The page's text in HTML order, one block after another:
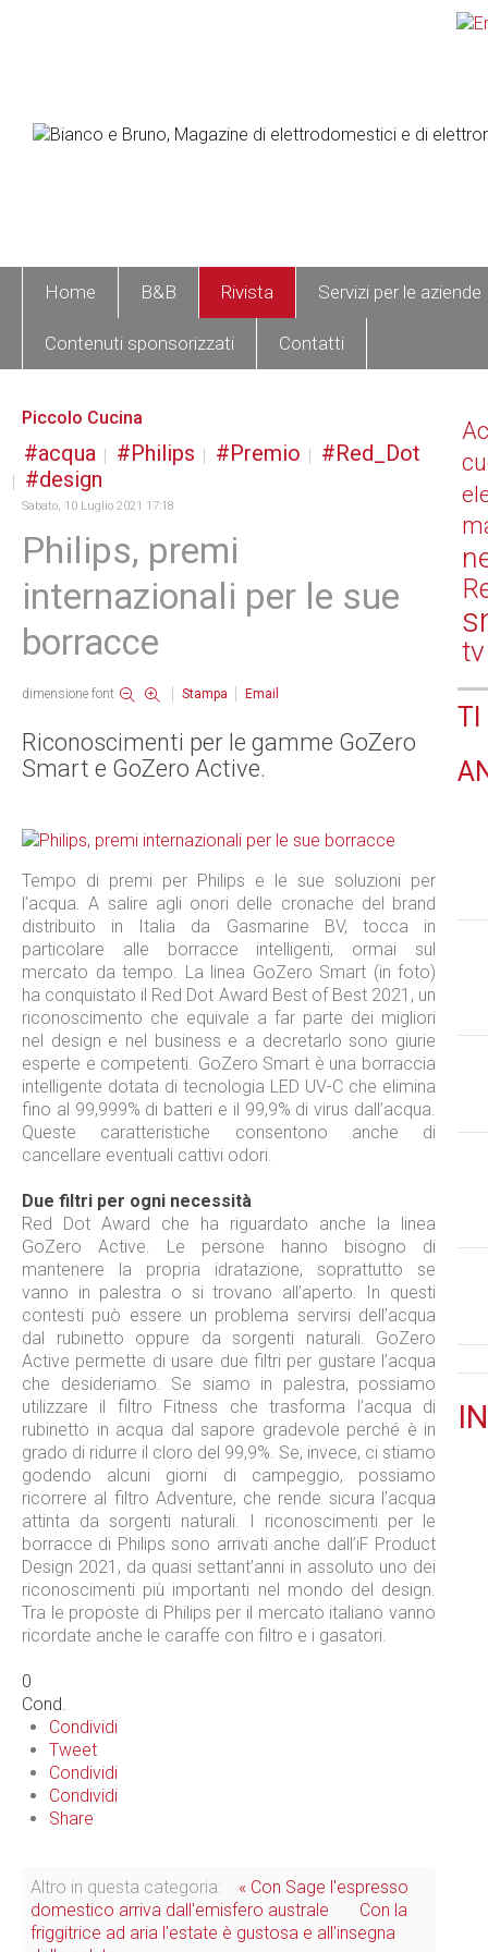
Home B&B Rivista Servizi per le aziende
Contenuti sponsorizzati Contatti
Piccolo Cucina
acqua Philips Premio
Red_Dot
design
Sabato, 10 Luglio 2021 17:18
Philips, premi
internazionali per le sue
borracce
dimensione font Stampa Email
Riconoscimenti per le gamme GoZero
Smart e GoZero Active.
Tempo di premi per Philips e le sue soluzioni per
l’acqua. A salire agli onori delle cronache del brand
distribuito in Italia da Gasmarine BV, tocca in
particolare alle borracce intelligenti, ormai sul
mercato da tempo. La linea GoZero Smart (in foto)
ha conquistato il Red Dot Award Best of Best 2021, un
riconoscimento che equivale a far parte dei migliori
nel design e nel business e a decretarlo sono giurie
esperte e competenti. GoZero Smart è una borraccia
intelligente dotata di tecnologia LED UV-C che elimina
fino al 99,999% di batteri e il 99,9% di virus dall’acqua.
Queste caratteristiche consentono anche di
cancellare eventuali cattivi odori.
Due filtri per ogni necessità
Red Dot Award che ha riguardato anche la linea
GoZero Active. Le persone hanno bisogno di
mantenere la propria idratazione, soprattutto se
vanno in palestra o si trovano all’aperto. In questi
contesti può essere un problema servirsi dell’acqua
dal rubinetto oppure da sorgenti naturali. GoZero
Active permette di usare due filtri per gustare l’acqua
che desideriamo. Se siamo in palestra, possiamo
utilizzare il filtro Fitness che trasforma l’acqua di
rubinetto in acqua dal sapore gradevole perché è in
grado di ridurre il cloro del 99,9%. Se, invece, ci stiamo
godendo alcuni giorni di campeggio, possiamo
ricorrere al filtro Adventure, che rende sicura l’acqua
attinta da sorgenti naturali. I riconoscimenti per le
borracce di Philips sono arrivati anche dall’iF Product
Design 2021, da quasi settant’anni in assoluto uno dei
riconoscimenti più importanti nel mondo del design.
Tra le proposte di Philips per il mercato italiano vanno
ricordate anche le caraffe con filtro e i gasatori.
0
Cond.
Condividi
Tweet
Condividi
Condividi
Share
Altro in questa categoria:
« Con Sage l'espresso
domestico arriva dall'emisfero australe
Con la
friggitrice ad aria l'estate è gustosa e all'insegna
tv
TI
IN